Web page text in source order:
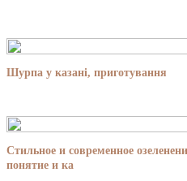
Шурпа у казані, приготування
Стильное и современное
понятие и ка